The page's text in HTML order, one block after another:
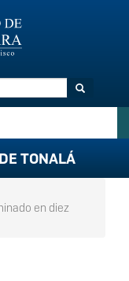
Buscar
TONALÁ
en diez